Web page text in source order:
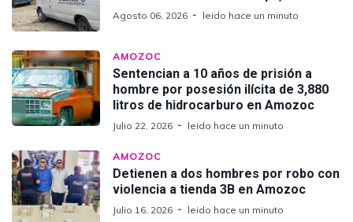
Agosto 06, 2026 leido hace un minuto
AMOZOC
Sentencian a 10 años de prisión a
hombre por posesión ilícita de 3,880
litros de hidrocarburo en Amozoc
Julio 22, 2026 leido hace un minuto
AMOZOC
Detienen a dos hombres por robo con
violencia a tienda 3B en Amozoc
Julio 16, 2026 leido hace un minuto